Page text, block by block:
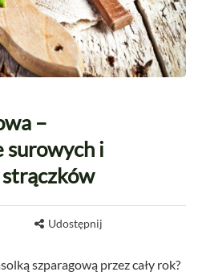
–
surowych i
Udostępnij
szparagową przez cały rok?